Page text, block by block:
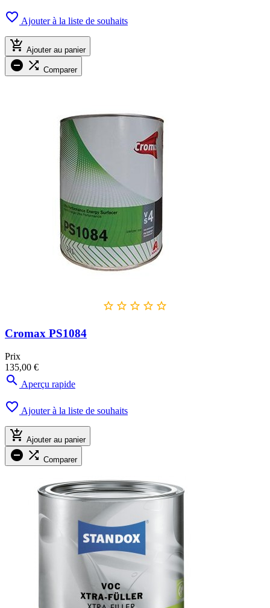
 Ajouter à la liste de souhaits
 Ajouter au panier
  Comparer
    
Cromax PS1084
Prix
135,00 €
 Aperçu rapide
 Ajouter à la liste de souhaits
 Ajouter au panier
  Comparer